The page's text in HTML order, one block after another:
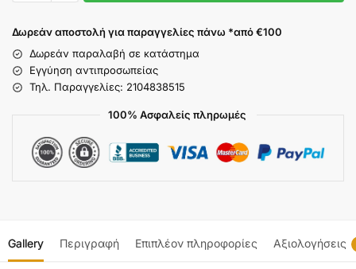
Δωρεάν αποστολή για παραγγελίες πάνω *από €100
Δωρεάν παραλαβή σε κατάστημα
Εγγύηση αντιπροσωπείας
Τηλ. Παραγγελίες: 2104838515
100% Ασφαλείς πληρωμές
Gallery Περιγραφή Επιπλέον πληροφορίες Αξιολογήσεις